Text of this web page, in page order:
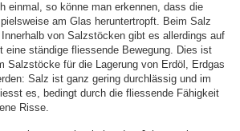
einmal, so könne man erkennen, dass die
am Glas heruntertropft. Beim Salz
von Salzstöcken gibt es allerdings auf
eine ständige fliessende Bewegung. Dies ist
Salzstöcke für die Lagerung von Erdöl, Erdgas
Salz ist ganz gering durchlässig und im
es, bedingt durch die fliessende Fähigkeit
Risse.